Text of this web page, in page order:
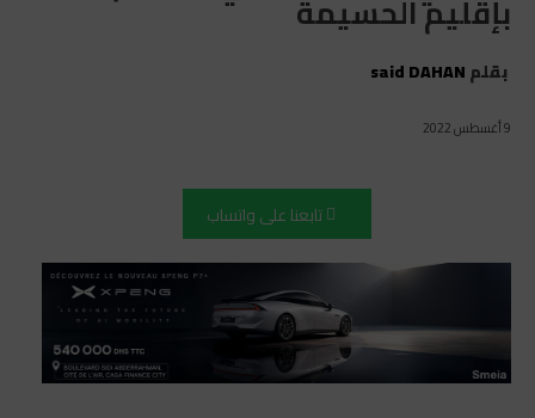
بإقليم الحسيمة
بقلمsaid DAHAN
9 أغسطس 2022
تابعنا على واتساب